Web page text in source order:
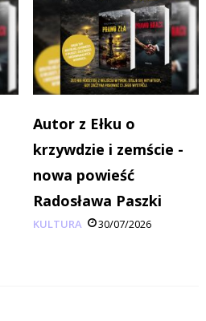
Autor z Ełku o
krzywdzie i zemście -
nowa powieść
Radosława Paszki
KULTURA 30/07/2026